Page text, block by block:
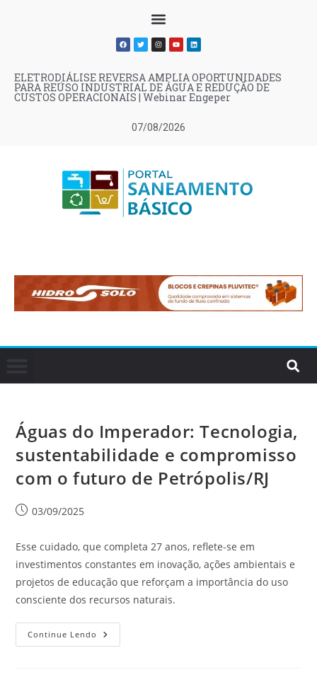
07/08/2026
ELETRODIÁLISE REVERSA AMPLIA OPORTUNIDADES
PARA REÚSO INDUSTRIAL DE ÁGUA E REDUÇÃO DE
CUSTOS OPERACIONAIS | Webinar Engeper
Águas do Imperador: Tecnologia,
sustentabilidade e compromisso
com o futuro de Petrópolis/RJ
03/09/2025
Esse cuidado, que completa 27 anos, reflete-se em
investimentos constantes em inovação, ações ambientais e
projetos de educação que reforçam a importância do uso
consciente dos recursos naturais.
Continue Lendo